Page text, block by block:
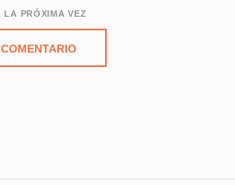
LA PRÓXIMA VEZ